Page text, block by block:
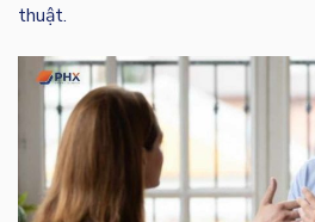
thuật.